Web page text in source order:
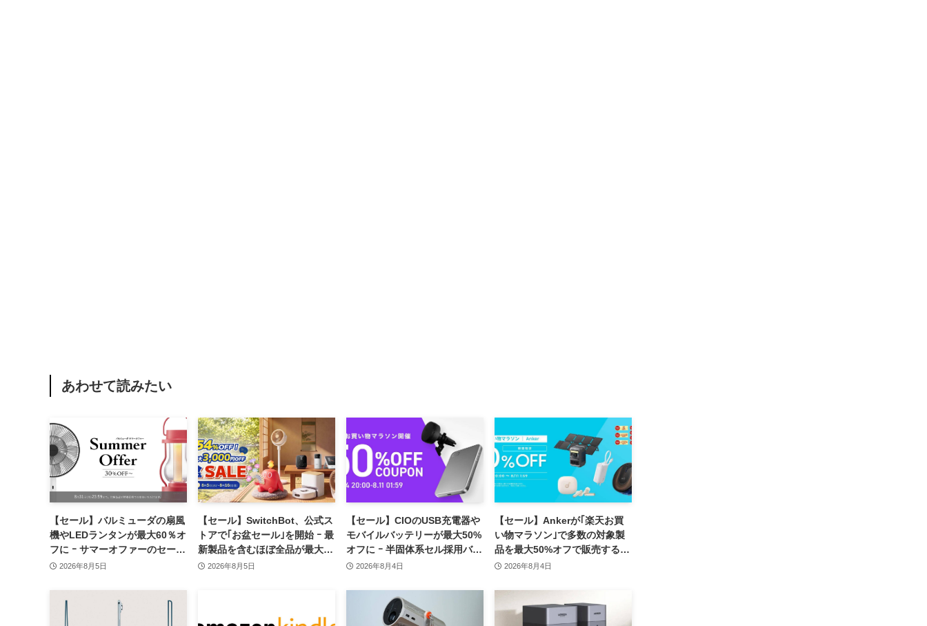
あわせて読みたい
【セール】バルミューダの扇風
機やLEDランタンが最大60％オ
フに ｰ サマーオファーのセール
開催中
2026年8月5日
【セール】SwitchBot、公式ス
トアで｢お盆セール｣を開始 ｰ 最
新製品を含むほぼ全品が最大
54％オフに
2026年8月5日
【セール】CIOのUSB充電器や
モバイルバッテリーが最大50%
オフに ｰ 半固体系セル採用バッ
テリーやハンディファンなど最
2026年8月4日
【セール】Ankerが｢楽天お買
い物マラソン｣で多数の対象製
品を最大50%オフで販売するセ
ールを開催中（8月11日まで）
2026年8月4日